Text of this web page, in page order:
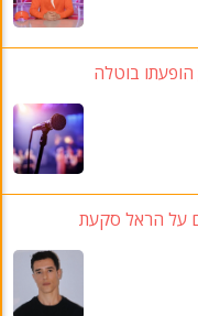
בוטלה
על הראל סקעת